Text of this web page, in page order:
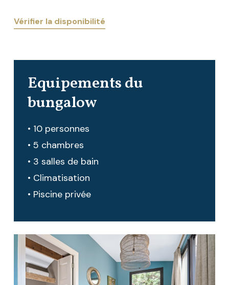
Vérifier la disponibilité
Equipements du
bungalow
• 10 personnes
• 5 chambres
• 3 salles de bain
• Climatisation
• Piscine privée